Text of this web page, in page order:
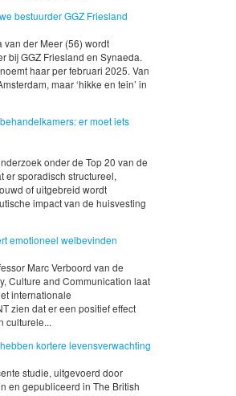
bestuurder GGZ Friesland
van der Meer (56) wordt
bij GGZ Friesland en Synaeda.
haar per februari 2025. Van
maar ‘hikke en tein’ in
er moet iets
onder de Top 20 van de
er sporadisch structureel,
of uitgebreid wordt
impact van de huisvesting
emotioneel welbevinden
Marc Verboord van de
Culture and Communication laat
internationale
zien dat er een positief effect
culturele...
kortere levensverwachting
studie, uitgevoerd door
en gepubliceerd in The British